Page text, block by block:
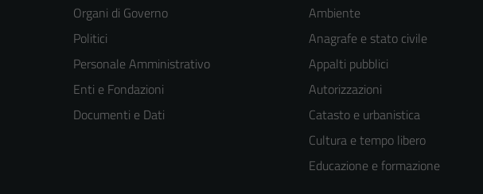
Organi di Governo
Politici
Personale Amministrativo
Enti e Fondazioni
Documenti e Dati
Ambiente
Anagrafe e stato civile
Appalti pubblici
Autorizzazioni
Catasto e urbanistica
Cultura e tempo libero
Educazione e formazione